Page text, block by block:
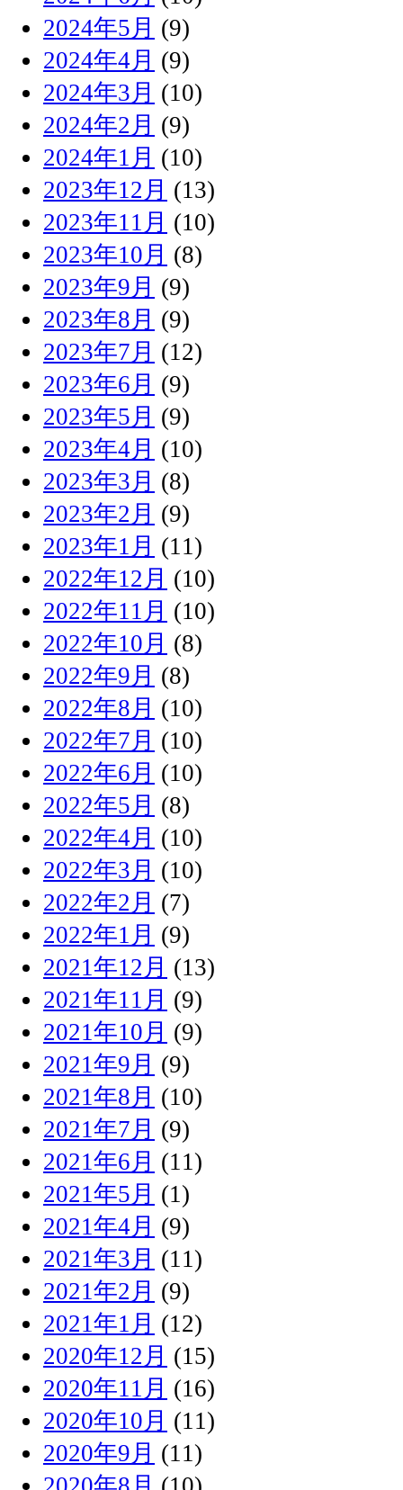
2024年5月 (9)
2024年4月 (9)
2024年3月 (10)
2024年2月 (9)
2024年1月 (10)
2023年12月 (13)
2023年11月 (10)
2023年10月 (8)
2023年9月 (9)
2023年8月 (9)
2023年7月 (12)
2023年6月 (9)
2023年5月 (9)
2023年4月 (10)
2023年3月 (8)
2023年2月 (9)
2023年1月 (11)
2022年12月 (10)
2022年11月 (10)
2022年10月 (8)
2022年9月 (8)
2022年8月 (10)
2022年7月 (10)
2022年6月 (10)
2022年5月 (8)
2022年4月 (10)
2022年3月 (10)
2022年2月 (7)
2022年1月 (9)
2021年12月 (13)
2021年11月 (9)
2021年10月 (9)
2021年9月 (9)
2021年8月 (10)
2021年7月 (9)
2021年6月 (11)
2021年5月 (1)
2021年4月 (9)
2021年3月 (11)
2021年2月 (9)
2021年1月 (12)
2020年12月 (15)
2020年11月 (16)
2020年10月 (11)
2020年9月 (11)